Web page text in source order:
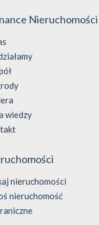
Nieruchomości
wiedzy
nieruchomości
nieruchomość